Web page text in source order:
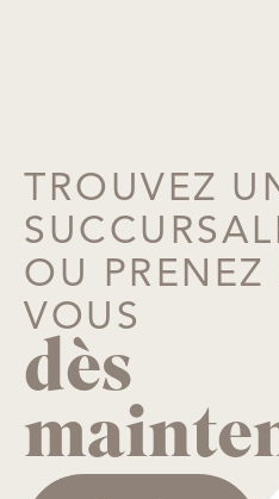
TROUVEZ
OU PRENEZ
VOUS
dès